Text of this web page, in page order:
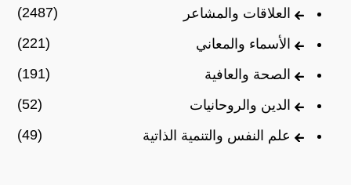
العلاقات والمشاعر
(2487)
الأسماء والمعاني
(221)
الصحة والعافية
(191)
الدين والروحانيات
(52)
علم النفس والتنمية الذاتية
(49)